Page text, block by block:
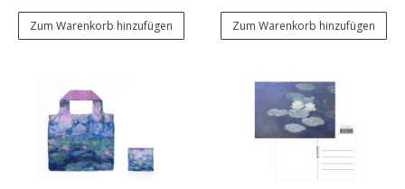
Zum Warenkorb hinzufügen Zum Warenkorb hinzufügen